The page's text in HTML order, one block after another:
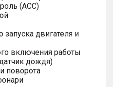
(ACC)
запуска двигателя и
включения работы
дождя)
поворота